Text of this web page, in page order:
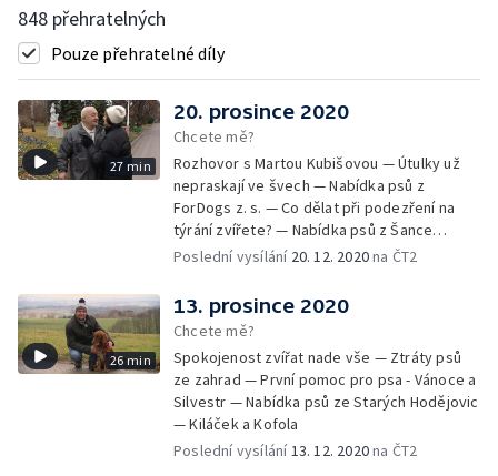
848 přehratelných
Pouze přehratelné díly
27 min
20. prosince 2020
Chcete mě?
Rozhovor s Martou Kubišovou — Útulky už
nepraskají ve švech — Nabídka psů z
ForDogs z. s. — Co dělat při podezření na
týrání zvířete? — Nabídka psů z Šance
zvířatům — Rozloučení
Poslední vysílání 20. 12. 2020na ČT2
26 min
13. prosince 2020
Chcete mě?
Spokojenost zvířat nade vše — Ztráty psů
ze zahrad — První pomoc pro psa - Vánoce a
Silvestr — Nabídka psů ze Starých Hodějovic
— Kiláček a Kofola
Poslední vysílání 13. 12. 2020na ČT2